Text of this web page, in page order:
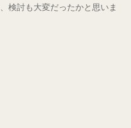
検討も大変だったかと思いま